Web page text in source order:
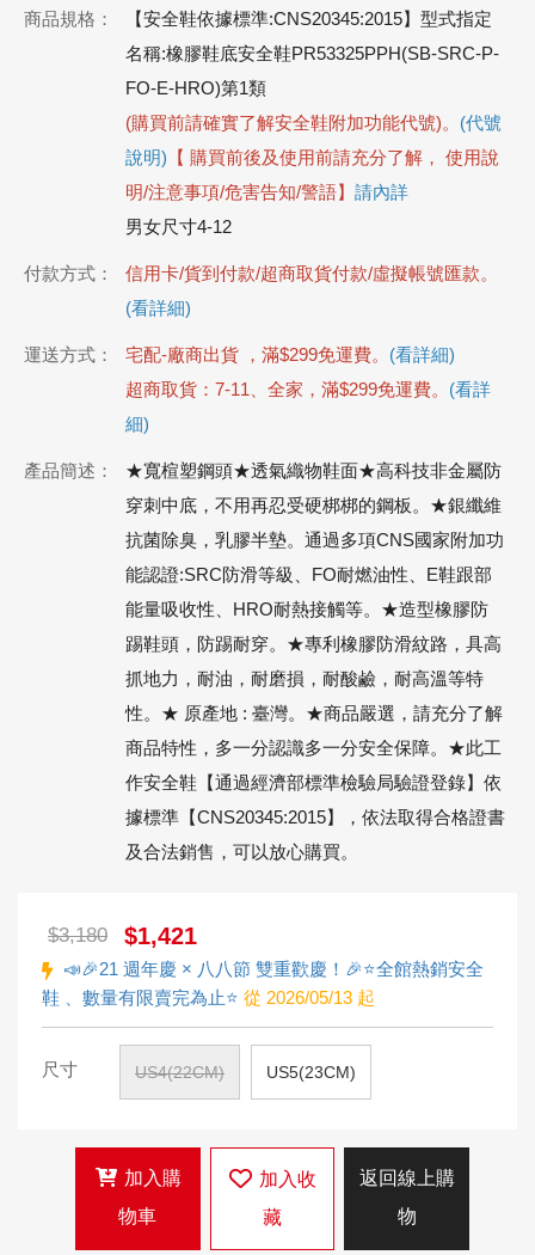
商品規格：
【安全鞋依據標準:CNS20345:2015】型式指定
名稱:橡膠鞋底安全鞋PR53325PPH(SB-SRC-P-
FO-E-HRO)第1類
(購買前請確實了解安全鞋附加功能代號)。 (代號
說明) 【 購買前後及使用前請充分了解， 使用說
明/注意事項/危害告知/警語】 請內詳
男女尺寸4-12
付款方式：
信用卡/貨到付款/超商取貨付款/虛擬帳號匯款。
(看詳細)
運送方式： 宅配-廠商出貨 ，滿$299免運費。 (看詳細)
超商取貨：7-11、全家，滿$299免運費。 (看詳
細)
產品簡述：
★寬楦塑鋼頭★透氣織物鞋面★高科技非金屬防
穿刺中底，不用再忍受硬梆梆的鋼板。★銀纖維
抗菌除臭，乳膠半墊。通過多項CNS國家附加功
能認證:SRC防滑等級、FO耐燃油性、E鞋跟部
能量吸收性、HRO耐熱接觸等。★造型橡膠防
踢鞋頭，防踢耐穿。★專利橡膠防滑紋路，具高
抓地力，耐油，耐磨損，耐酸鹼，耐高溫等特
性。★ 原產地 : 臺灣。★商品嚴選，請充分了解
商品特性，多一分認識多一分安全保障。★此工
作安全鞋【通過經濟部標準檢驗局驗證登錄】依
據標準【CNS20345:2015】，依法取得合格證書
及合法銷售，可以放心購買。
$3,180 $1,421
📣🎉21 週年慶 × 八八節 雙重歡慶！🎉⭐全館熱銷安全
鞋 、數量有限賣完為止⭐ 從 2026/05/13 起
尺寸 US4(22CM) US5(23CM)
加入購
物車
加入收
藏
返回線上購
物